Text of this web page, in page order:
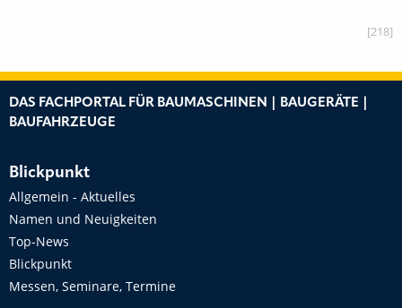
[218]
DAS FACHPORTAL FÜR BAUMASCHINEN | BAUGERÄTE |
BAUFAHRZEUGE
Blickpunkt
Allgemein - Aktuelles
Namen und Neuigkeiten
Top-News
Blickpunkt
Messen, Seminare, Termine